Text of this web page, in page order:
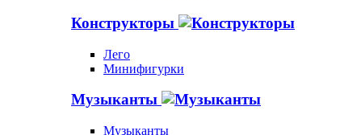
Конструкторы
Лего
Минифигурки
Музыканты
Музыканты